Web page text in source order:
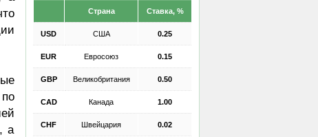
а
Страна Ставка, %
USD США 0.25
EUR Евросоюз 0.15
GBP Великобритания 0.50
CAD Канада 1.00
CHF Швейцария 0.02